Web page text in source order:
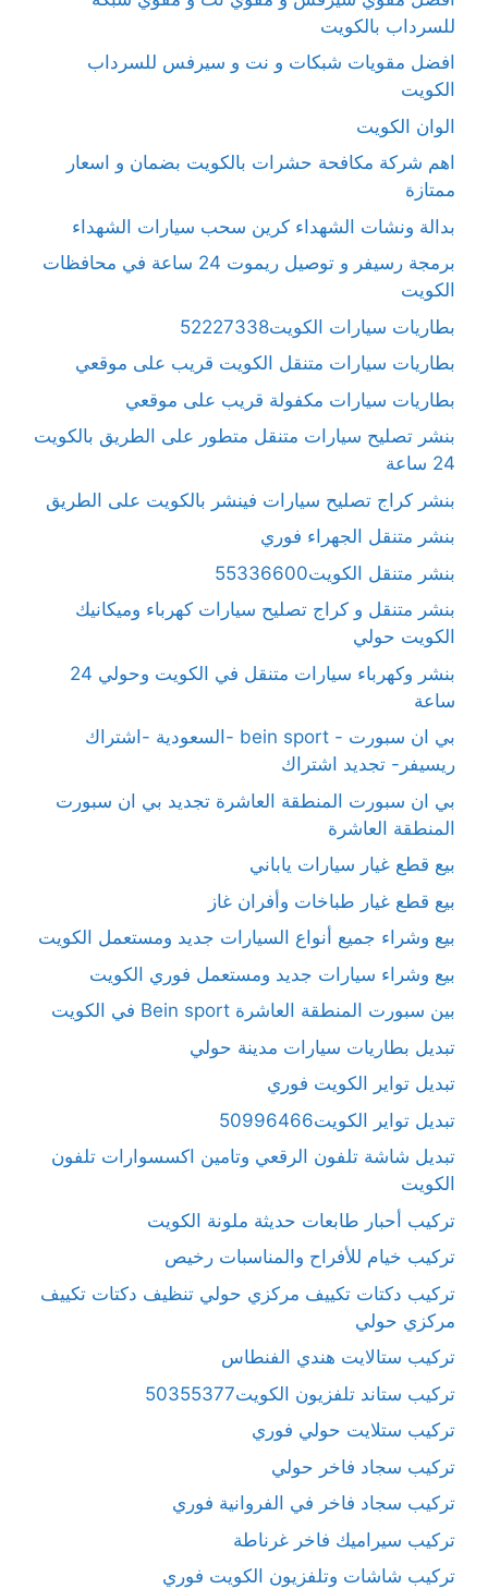
للسرداب بالكويت
افضل مقويات شبكات و نت و سيرفس للسرداب
الكويت
الوان الكويت
اهم شركة مكافحة حشرات بالكويت بضمان و اسعار
ممتازة
بدالة ونشات الشهداء كرين سحب سيارات الشهداء
برمجة رسيفر و توصيل ريموت 24 ساعة في محافظات
الكويت
بطاريات سيارات الكويت52227338
بطاريات سيارات متنقل الكويت قريب على موقعي
بطاريات سيارات مكفولة قريب على موقعي
بنشر تصليح سيارات متنقل متطور على الطريق بالكويت
24 ساعة
بنشر كراج تصليح سيارات فينشر بالكويت على الطريق
بنشر متنقل الجهراء فوري
بنشر متنقل الكويت55336600
بنشر متنقل و كراج تصليح سيارات كهرباء وميكانيك
الكويت حولي
بنشر وكهرباء سيارات متنقل في الكويت وحولي 24
ساعة
بي ان سبورت - bein sport -السعودية -اشتراك
ريسيفر- تجديد اشتراك
بي ان سبورت المنطقة العاشرة تجديد بي ان سبورت
المنطقة العاشرة
بيع قطع غيار سيارات ياباني
بيع قطع غيار طباخات وأفران غاز
بيع وشراء جميع أنواع السيارات جديد ومستعمل الكويت
بيع وشراء سيارات جديد ومستعمل فوري الكويت
بين سبورت المنطقة العاشرة Bein sport في الكويت
تبديل بطاريات سيارات مدينة حولي
تبديل تواير الكويت فوري
تبديل تواير الكويت50996466
تبديل شاشة تلفون الرقعي وتامين اكسسوارات تلفون
الكويت
تركيب أحبار طابعات حديثة ملونة الكويت
تركيب خيام للأفراح والمناسبات رخيص
تركيب دكتات تكييف مركزي حولي تنظيف دكتات تكييف
مركزي حولي
تركيب ستالايت هندي الفنطاس
تركيب ستاند تلفزيون الكويت50355377
تركيب ستلايت حولي فوري
تركيب سجاد فاخر حولي
تركيب سجاد فاخر في الفروانية فوري
تركيب سيراميك فاخر غرناطة
تركيب شاشات وتلفزيون الكويت فوري